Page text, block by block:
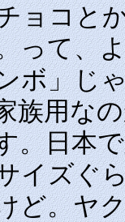
ョコと
って、
ボ」じ
族用な
。日本
イズぐ
ど。ヤ